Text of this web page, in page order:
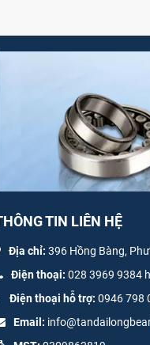
TIN LIÊN HỆ
Địa chỉ: 396 Hồng Bàng,
Điện thoại: 028 3969 9384
Điện thoại hỗ trợ: 0946 798
Email: